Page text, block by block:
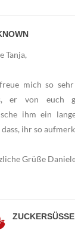
Tanja,
mich so
er von euch
ihm ein
ihr so
Grüße
ZUCKERSÜSSE